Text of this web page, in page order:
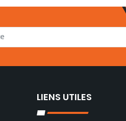
LIENS UTILES